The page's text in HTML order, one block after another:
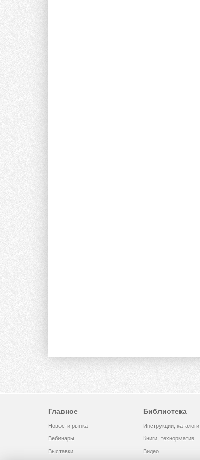
Главное
Новости рынка
Вебинары
Выставки
Библиотека
Инструкции, каталоги
Книги, технорматив
Видео